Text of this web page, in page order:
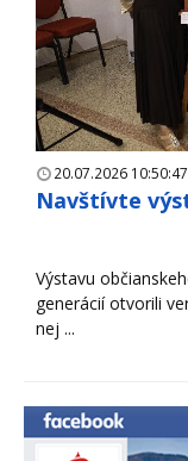
20.07.2026 10:50:47
Navštívte
Výstavu
generácií otvorili
nej ...